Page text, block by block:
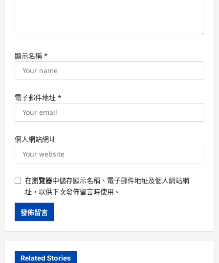
顯示名稱 *
電子郵件地址 *
個人網站網址
在瀏覽器中儲存顯示名稱、電子郵件地址及個人網站網
址，以供下次發佈留言時使用。
Related Stories